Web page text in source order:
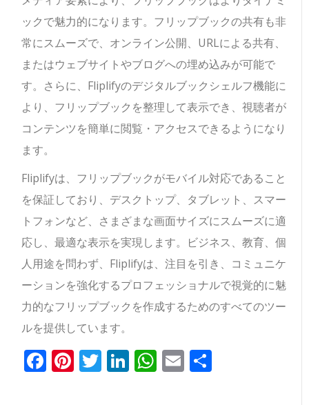
ックで魅力的になります。フリップブックの共有も非
常にスムーズで、オンライン公開、URLによる共有、
またはウェブサイトやブログへの埋め込みが可能で
す。さらに、Fliplifyのデジタルブックシェルフ機能に
より、フリップブックを整理して表示でき、視聴者が
コンテンツを簡単に閲覧・アクセスできるようになり
ます。
Fliplifyは、フリップブックがモバイル対応であること
を保証しており、デスクトップ、タブレット、スマー
トフォンなど、さまざまな画面サイズにスムーズに適
応し、最適な表示を実現します。ビジネス、教育、個
人用途を問わず、Fliplifyは、注目を引き、コミュニケ
ーションを強化するプロフェッショナルで視覚的に魅
力的なフリップブックを作成するためのすべてのツー
ルを提供しています。
Facebook
Pinterest
Twitter
LinkedIn
WhatsApp
Email